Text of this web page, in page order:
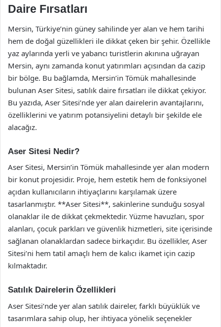
Daire Fırsatları
Mersin, Türkiye’nin güney sahilinde yer alan ve hem tarihi
hem de doğal güzellikleri ile dikkat çeken bir şehir. Özellikle
yaz aylarında yerli ve yabancı turistlerin akınına uğrayan
Mersin, aynı zamanda konut yatırımları açısından da cazip
bir bölge. Bu bağlamda, Mersin’in Tömük mahallesinde
bulunan Aser Sitesi, satılık daire fırsatları ile dikkat çekiyor.
Bu yazıda, Aser Sitesi’nde yer alan dairelerin avantajlarını,
özelliklerini ve yatırım potansiyelini detaylı bir şekilde ele
alacağız.
Aser Sitesi Nedir?
Aser Sitesi, Mersin’in Tömük mahallesinde yer alan modern
bir konut projesidir. Proje, hem estetik hem de fonksiyonel
açıdan kullanıcıların ihtiyaçlarını karşılamak üzere
tasarlanmıştır. **Aser Sitesi**, sakinlerine sunduğu sosyal
olanaklar ile de dikkat çekmektedir. Yüzme havuzları, spor
alanları, çocuk parkları ve güvenlik hizmetleri, site içerisinde
sağlanan olanaklardan sadece birkaçıdır. Bu özellikler, Aser
Sitesi’ni hem tatil amaçlı hem de kalıcı ikamet için cazip
kılmaktadır.
Satılık Dairelerin Özellikleri
Aser Sitesi’nde yer alan satılık daireler, farklı büyüklük ve
tasarımlara sahip olup, her ihtiyaca yönelik seçenekler